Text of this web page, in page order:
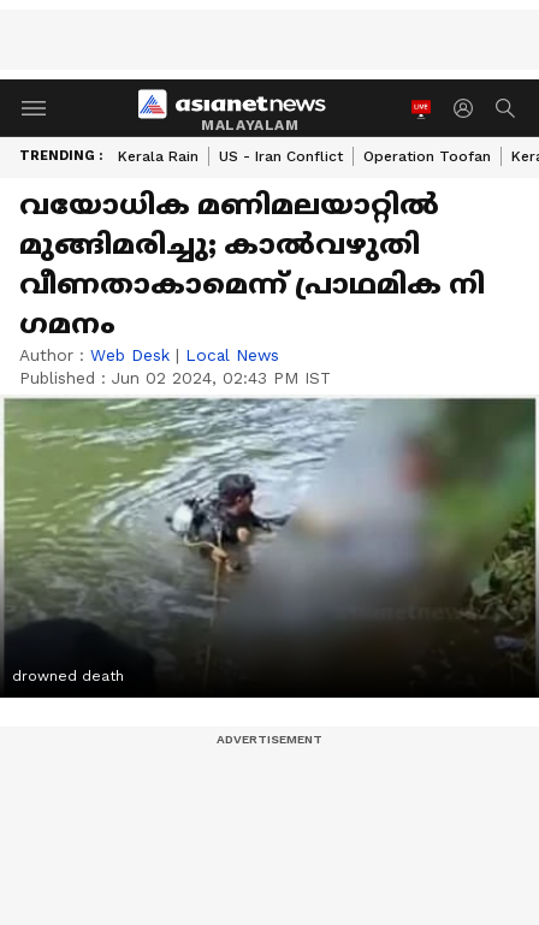
MALAYALAM
TRENDING : Kerala Rain US - Iran Conflict Operation Toofan
വയോധിക മണിമലയാറ്റിൽ
മുങ്ങിമരിച്ചു; കാൽവഴുതി
വീണതാകാമെന്ന് പ്രാഥമിക നി​
ഗമനം
Author : Web Desk | Local News
Published : Jun 02 2024, 02:43 PM IST
drowned death